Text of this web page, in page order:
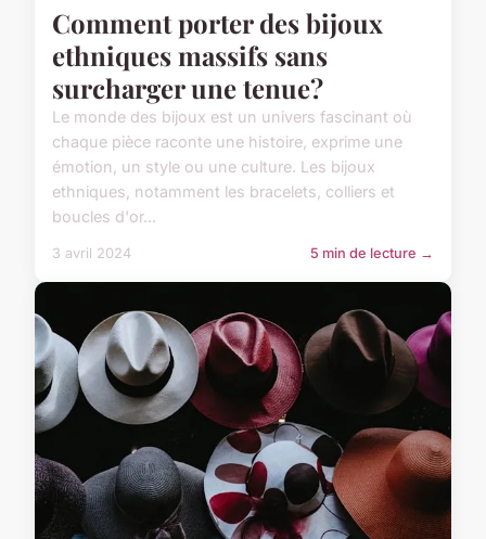
Comment porter des bijoux
ethniques massifs sans
surcharger une tenue?
Le monde des bijoux est un univers fascinant où
chaque pièce raconte une histoire, exprime une
émotion, un style ou une culture. Les bijoux
ethniques, notamment les bracelets, colliers et
boucles d'or...
3 avril 2024 5 min de lecture →